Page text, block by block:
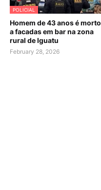
POLICIAL
Homem de 43 anos é morto
a facadas em bar na zona
rural de Iguatu
February 28, 2026